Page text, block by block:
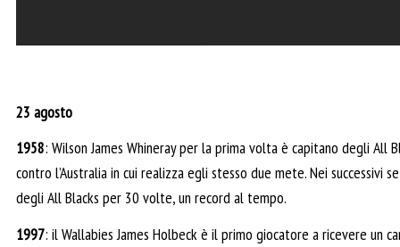
23 agosto
1958: Wilson James Whineray per la prima volta è capitano degli All
contro l’Australia in cui realizza egli stesso due mete. Nei successivi
degli All Blacks per 30 volte, un record al tempo.
1997: il Wallabies James Holbeck è il primo giocatore a ricevere un